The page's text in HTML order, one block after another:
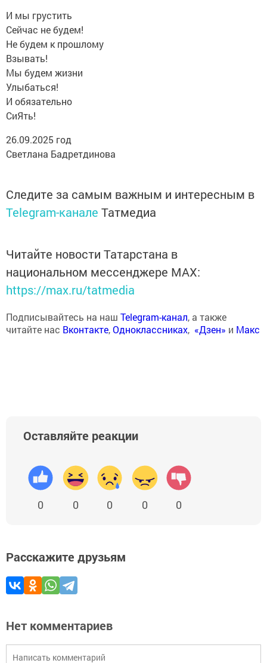
И мы грустить
Сейчас не будем!
Не будем к прошлому
Взывать!
Мы будем жизни
Улыбаться!
И обязательно
СиЯть!
26.09.2025 год
Светлана Бадретдинова
Следите за самым важным и интересным в
Telegram-канале Татмедиа
Читайте новости Татарстана в
национальном мессенджере MАХ:
https://max.ru/tatmedia
Подписывайтесь на наш Telegram-канал, а также
читайте нас Вконтакте,Одноклассниках, «Дзен» и Макс
Оставляйте реакции
0 0 0 0 0
Расскажите друзьям
Нет комментариев